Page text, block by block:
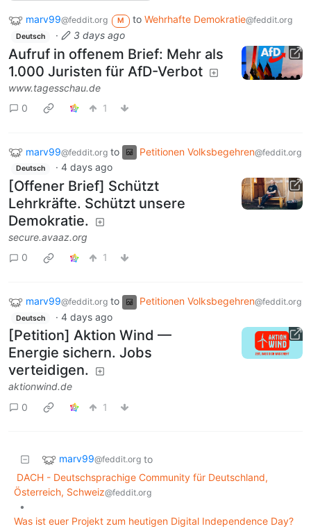
marv99@feddit.org M to Wehrhafte Demokratie@feddit.org
Deutsch · 3 days ago
Aufruf in offenem Brief: Mehr als
1.000 Juristen für AfD-Verbot
www.tagesschau.de
0
1
marv99@feddit.org to Petitionen Volksbegehren@feddit.org
Deutsch · 4 days ago
[Offener Brief] Schützt
Lehrkräfte. Schützt unsere
Demokratie.
secure.avaaz.org
0
1
marv99@feddit.org to Petitionen Volksbegehren@feddit.org
Deutsch · 4 days ago
[Petition] Aktion Wind —
Energie sichern. Jobs
verteidigen.
aktionwind.de
0
1
marv99@feddit.org to
DACH - Deutschsprachige Community für Deutschland,
Österreich, Schweiz@feddit.org
•
Was ist euer Projekt zum heutigen Digital Independence Day?